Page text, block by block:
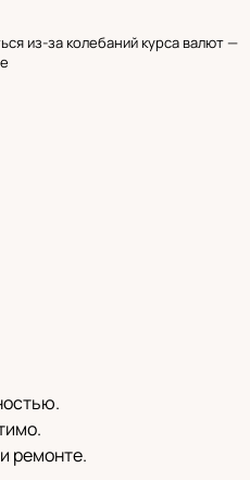
из-за колебаний курса валют —
ремонте.